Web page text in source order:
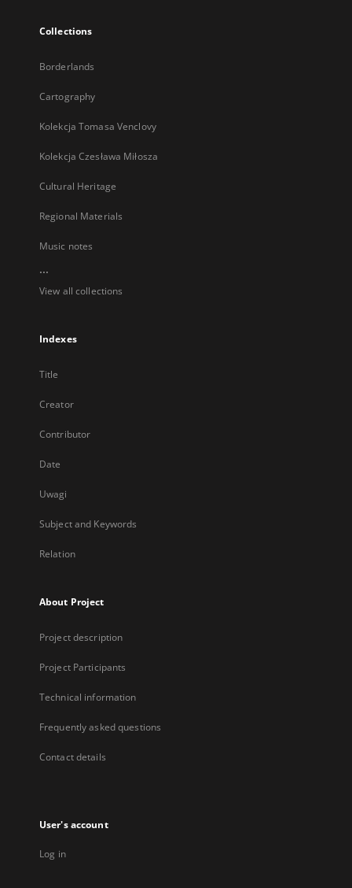
Collections
Borderlands
Cartography
Kolekcja Tomasa Venclovy
Kolekcja Czesława Miłosza
Cultural Heritage
Regional Materials
Music notes
...
View all collections
Indexes
Title
Creator
Contributor
Date
Uwagi
Subject and Keywords
Relation
About Project
Project description
Project Participants
Technical information
Frequently asked questions
Contact details
User's account
Log in